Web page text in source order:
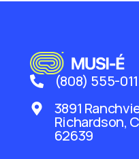
(808) 555-
3891
Richardson,
62639